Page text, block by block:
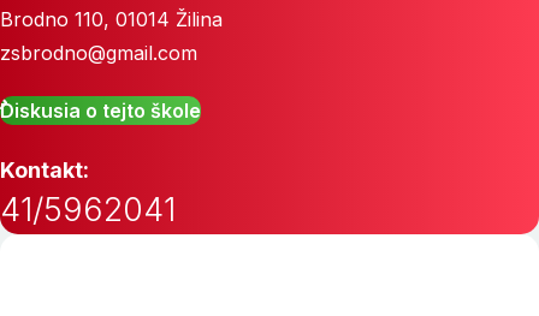
Brodno 110, 01014 Žilina
zsbrodno@gmail.com
Diskusia o tejto škole
Kontakt:
41/5962041